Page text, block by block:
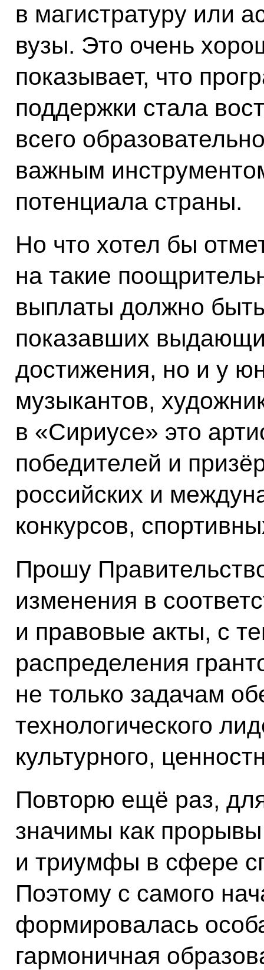
в магистратуру или
вузы. Это очень
показывает, что
поддержки стала
всего
важным
потенциала страны.
Но что хотел бы
на такие
выплаты должно
показавших
достижения, но и у
музыкантов,
в «Сириусе» это
победителей и
российских и
конкурсов,
Прошу
изменения в
и правовые акты, с
распределения
не только задачам
технологического
культурного,
Повторю ещё раз,
значимы как прорывы
и триумфы в сфере
Поэтому с самого
формировалась
гармоничная